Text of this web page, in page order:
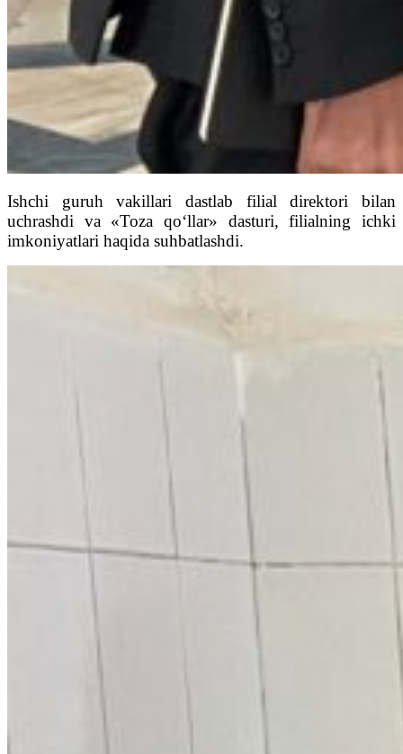
Ishchi guruh vakillari dastlab filial direktori bilan
uchrashdi va «Toza qo‘llar» dasturi, filialning ichki
imkoniyatlari haqida suhbatlashdi.